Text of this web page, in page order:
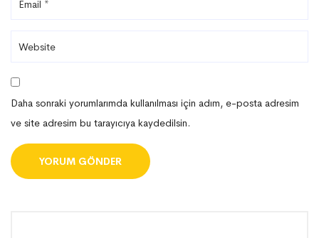
Daha sonraki yorumlarımda kullanılması için adım, e-posta adresim
ve site adresim bu tarayıcıya kaydedilsin.